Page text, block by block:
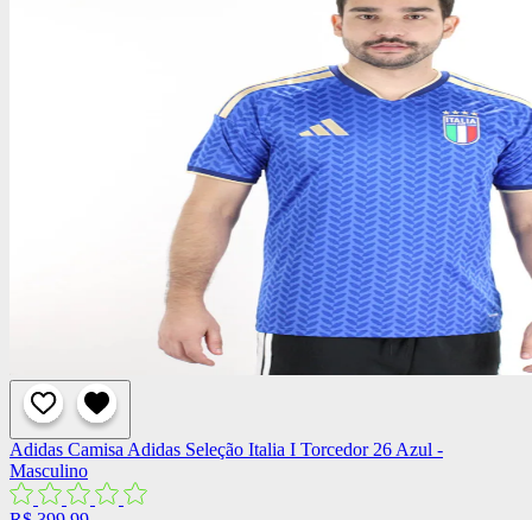
Adidas Camisa Adidas Seleção Italia I Torcedor 26 Azul -
Masculino